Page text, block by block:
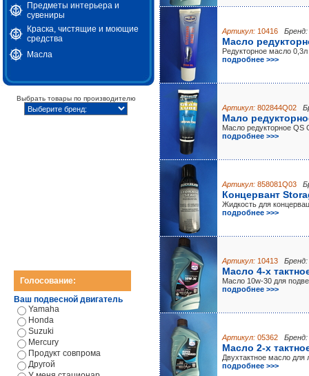
Предметы интерьера и
сувениры
Краска, чистящие и моющие
средства
Масла
Выбрать товары по производителю
Голосование:
Ваш подвесной двигатель
Yamaha
Honda
Suzuki
Mercury
Продукт совпрома
Другой
Артикул: 10416 Бренд:
Масло
Редукторное масло 0,3л
подробнее >>>
Артикул: 802844Q02
Мало
Масло редукторное QS
подробнее >>>
Артикул: 858081Q03
Концервант
Жидкость для
подробнее >>>
Артикул: 10413 Бренд:
Масло 4-х
Масло 10w-30 для
подробнее >>>
Артикул: 05362 Бренд:
Масло 2-х
Двухтактное масло
подробнее >>>